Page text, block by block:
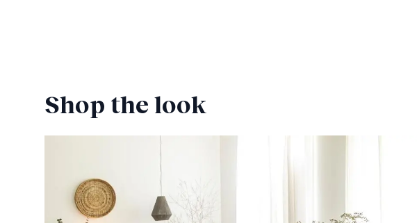
Shop the look